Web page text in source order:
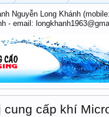
Nguyễn Long Khánh
- email:
cung cấp khí